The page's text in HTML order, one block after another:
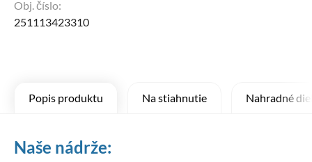
Obj. číslo:
251113423310
Popis produktu Na stiahnutie Nahradné
Naše nádrže: